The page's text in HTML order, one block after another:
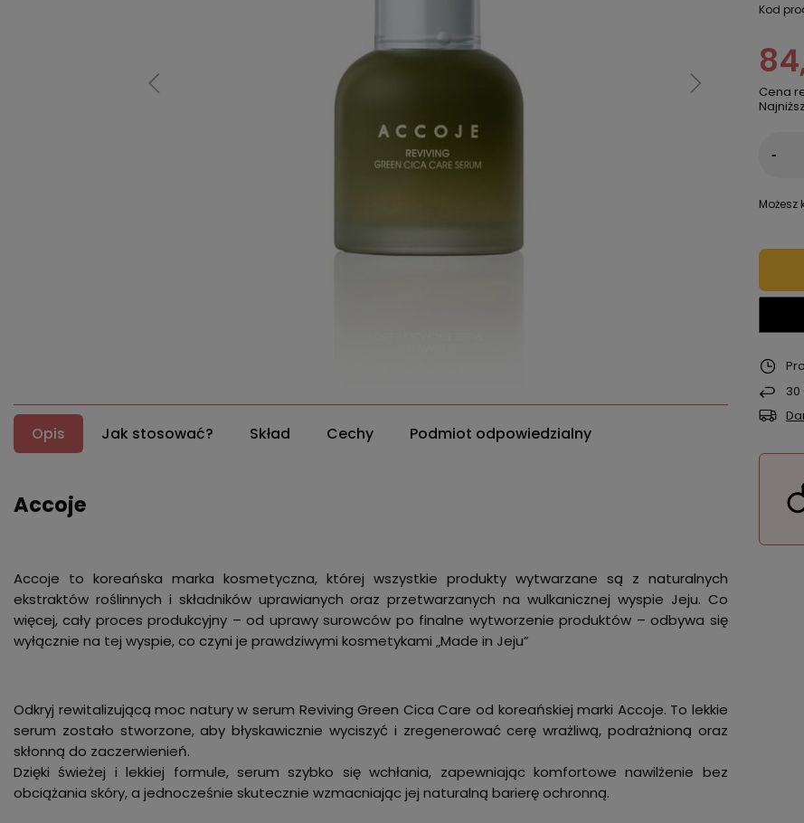
Opis Jak stosować? Skład Cechy Podmiot odpowiedzialny
Accoje
Accoje to koreańska marka kosmetyczna, której wszystkie produkty wytwarzane są z naturalnych
ekstraktów roślinnych i składników uprawianych oraz przetwarzanych na wulkanicznej wyspie Jeju. Co
więcej, cały proces produkcyjny – od uprawy surowców po finalne wytworzenie produktów – odbywa się
wyłącznie na tej wyspie, co czyni je prawdziwymi kosmetykami „Made in Jeju”
Odkryj rewitalizującą moc natury w serum Reviving Green Cica Care od koreańskiej marki Accoje. To lekkie
serum zostało stworzone, aby błyskawicznie wyciszyć i zregenerować cerę wrażliwą, podrażnioną oraz
skłonną do zaczerwienień.
Dzięki świeżej i lekkiej formule, serum szybko się wchłania, zapewniając komfortowe nawilżenie bez
obciążania skóry, a jednocześnie skutecznie wzmacniając jej naturalną barierę ochronną.
Kod
Cena
-
Możesz
30